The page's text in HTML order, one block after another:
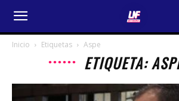
Inicio Etiquetas Aspe
ETIQUETA: